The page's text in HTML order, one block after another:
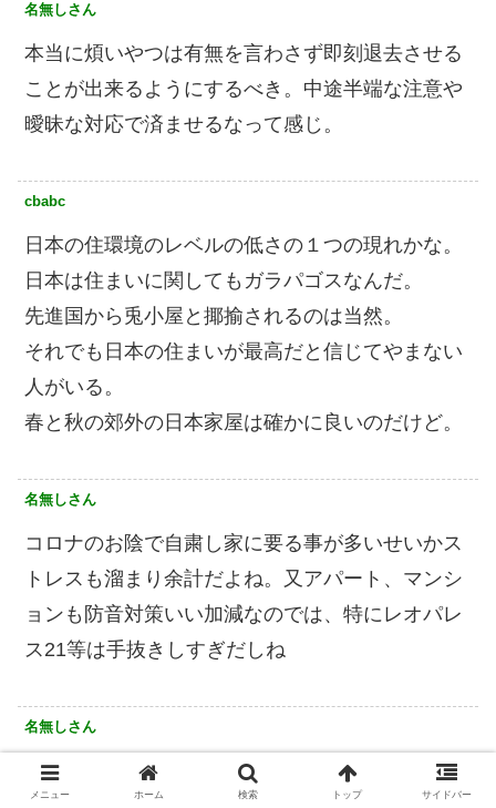
名無しさん
本当に煩いやつは有無を言わさず即刻退去させる
ことが出来るようにするべき。中途半端な注意や
曖昧な対応で済ませるなって感じ。
cbabc
日本の住環境のレベルの低さの１つの現れかな。
日本は住まいに関してもガラパゴスなんだ。
先進国から兎小屋と揶揄されるのは当然。
それでも日本の住まいが最高だと信じてやまない
人がいる。
春と秋の郊外の日本家屋は確かに良いのだけど。
名無しさん
コロナのお陰で自粛し家に要る事が多いせいかス
トレスも溜まり余計だよね。又アパート、マンシ
ョンも防音対策いい加減なのでは、特にレオパレ
ス21等は手抜きしすぎだしね
名無しさん
一応ピアノ可のマンションだけど、窓開けっぱな
メニュー ホーム 検索 トップ サイドバー